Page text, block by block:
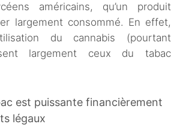
américains, qu’un produit
largement consommé. En effet,
du cannabis (pourtant
largement ceux du tabac
est puissante financièrement
légaux